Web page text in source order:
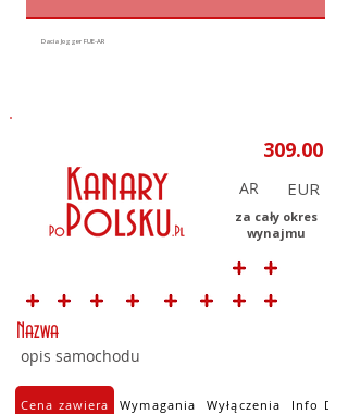
AR
za cały okres
wynajmu
Nazwa
opis samochodu
Cena zawiera Wymagania Wyłączenia Info